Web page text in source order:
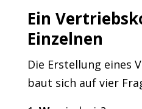
Ein
Einzelnen
Die Erstellung eines
baut sich auf vier